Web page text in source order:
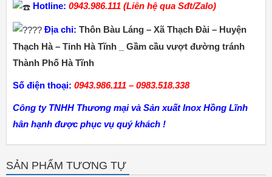
Hotline: 0943.986.111 (Liên hệ qua Sđt/Zalo)
Địa chỉ: Thôn Bàu Láng – Xã Thạch Đài – Huyện
Thạch Hà – Tỉnh Hà Tĩnh _ Gầm cầu vượt đường tránh
Thành Phố Hà Tĩnh
Số điện thoại: 0943.986.111 – 0983.518.338
Công ty TNHH Thương mại và Sản xuất Inox Hồng Lĩnh
hân hạnh được phục vụ quý khách !
SẢN PHẨM TƯƠNG TỰ